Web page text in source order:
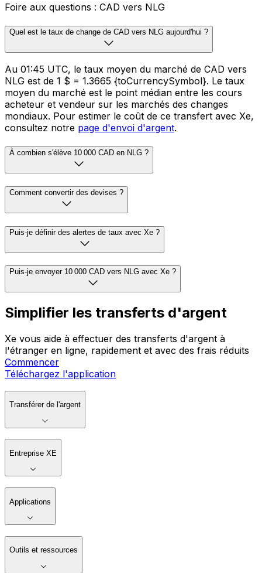
Foire aux questions : CAD vers NLG
Quel est le taux de change de CAD vers NLG aujourd'hui ?
Au 01:45 UTC, le taux moyen du marché de CAD vers
NLG est de 1 $ = 1.3665 {toCurrencySymbol}. Le taux
moyen du marché est le point médian entre les cours
acheteur et vendeur sur les marchés des changes
mondiaux. Pour estimer le coût de ce transfert avec Xe,
consultez notre page d'envoi d'argent.
À combien s'élève 10 000 CAD en NLG ?
Comment convertir des devises ?
Puis-je définir des alertes de taux avec Xe ?
Puis-je envoyer 10 000 CAD vers NLG avec Xe ?
Simplifier les transferts d'argent
Xe vous aide à effectuer des transferts d'argent à
l'étranger en ligne, rapidement et avec des frais réduits
Commencer
Téléchargez l'application
Transférer de l'argent
Entreprise XE
Applications
Outils et ressources